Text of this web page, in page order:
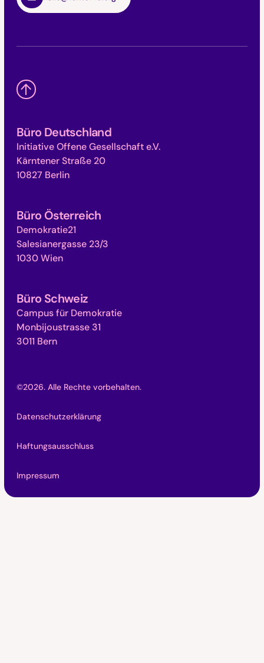
Büro Deutschland
Initiative Offene Gesellschaft e.V.
Kärntener Straße 20
10827 Berlin
Büro Österreich
Demokratie21
Salesianergasse 23/3
1030 Wien
Büro Schweiz
Campus für Demokratie
Monbijoustrasse 31
3011 Bern
©2026. Alle Rechte vorbehalten.
Datenschutzerklärung
Haftungsausschluss
Impressum